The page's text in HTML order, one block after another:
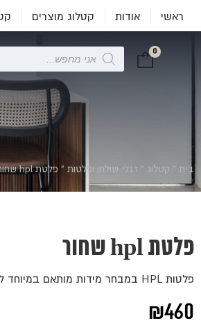
ראשי אודות קטלוג מוצרים
0
Products
search
בית » קטלוג » רגלי שולחן ופלטות » פלטת hpl שחור
פלטת hpl שחור
פלטות HPL במבחר מידות מותאם במיוחד לתנאי חוץ.
₪460